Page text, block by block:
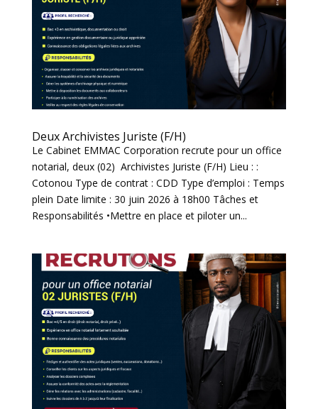
Deux Archivistes Juriste (F/H)
Le Cabinet EMMAC Corporation recrute pour un office
notarial, deux (02) Archivistes Juriste (F/H) Lieu : :
Cotonou Type de contrat : CDD Type d’emploi : Temps
plein Date limite : 30 juin 2026 à 18h00 Tâches et
Responsabilités •Mettre en place et piloter un...